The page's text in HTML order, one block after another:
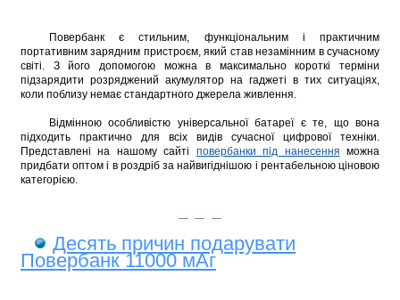
Повербанк є стильним, функціональним і практичним
портативним зарядним пристроєм, який став незамінним в сучасному
світі. З його допомогою можна в максимально короткі терміни
підзарядити розряджений акумулятор на гаджеті в тих ситуаціях,
коли поблизу немає стандартного джерела живлення.
Відмінною особливістю універсальної батареї є те, що вона
підходить практично для всіх видів сучасної цифрової техніки.
Представлені на нашому сайті повербанки під нанесення можна
придбати оптом і в роздріб за найвигіднішою і рентабельною ціновою
категорією.
Десять причин подарувати
Повербанк 11000 мАг